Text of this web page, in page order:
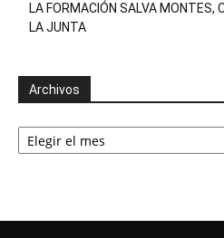
LA FORMACIÓN SALVA MONTES,
LA JUNTA
Archivos
Archivos